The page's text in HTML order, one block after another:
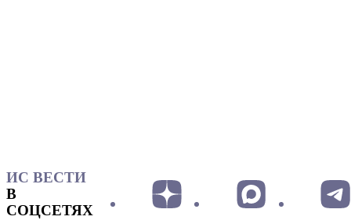
ИС ВЕСТИ
В
СОЦСЕТЯХ